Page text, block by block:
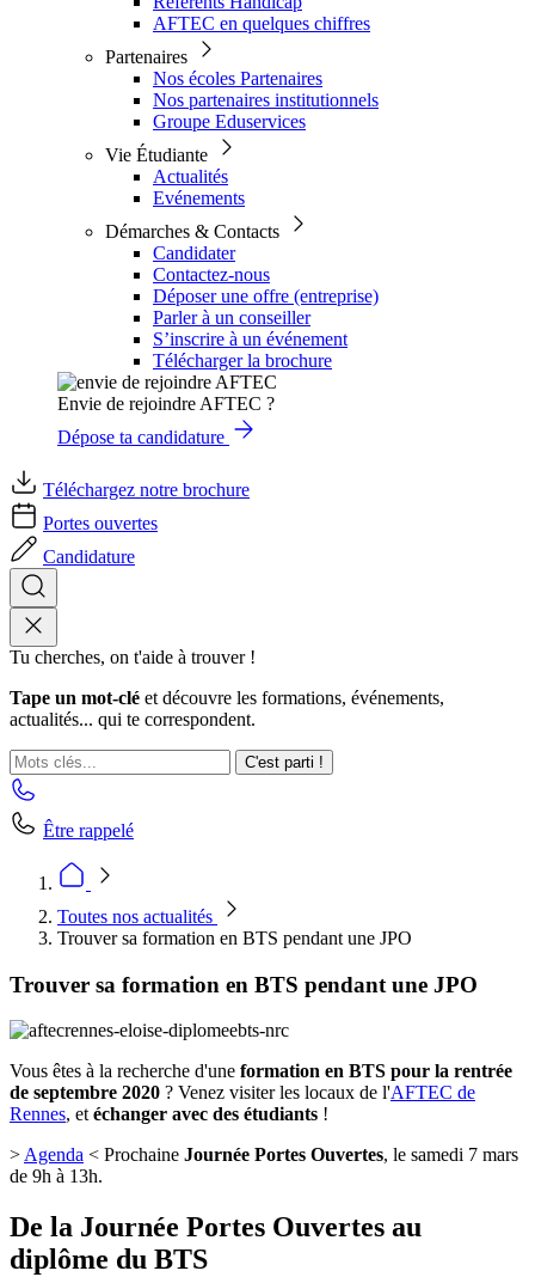
AFTEC en quelques chiffres
Partenaires
Nos écoles Partenaires
Nos partenaires institutionnels
Groupe Eduservices
Vie Étudiante
Actualités
Evénements
Démarches & Contacts
Candidater
Contactez-nous
Déposer une offre (entreprise)
Parler à un conseiller
S’inscrire à un événement
Télécharger la brochure
Envie de rejoindre AFTEC ?
Dépose ta candidature
Téléchargez notre brochure
Portes ouvertes
Candidature
Tu cherches, on t'aide à trouver !
Tape un mot-clé et découvre les formations, événements,
actualités... qui te correspondent.
C'est parti !
Être rappelé
Toutes nos actualités
Trouver sa formation en BTS pendant une JPO
Trouver sa formation en BTS pendant une JPO
Vous êtes à la recherche d'une formation en BTS pour la rentrée
de septembre 2020 ? Venez visiter les locaux de l'AFTEC de
Rennes, etéchanger avec des étudiants !
>Agenda < Prochaine Journée Portes Ouvertes, le samedi 7 mars
de 9h à 13h.
De la Journée Portes Ouvertes au
diplôme du BTS